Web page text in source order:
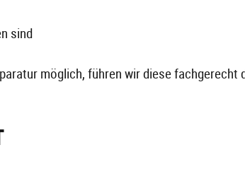
sind
möglich, führen wir diese fachgerecht